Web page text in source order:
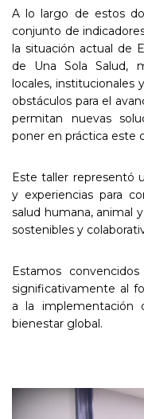
A lo largo de estos
conjunto de
la situación actual de
de Una Sola Salud,
locales, institucionales
obstáculos para el
permitan nuevas
poner en práctica este
Este taller representó
y experiencias para
salud humana, animal
sostenibles y
Estamos
significativamente al
a la implementación
bienestar global.